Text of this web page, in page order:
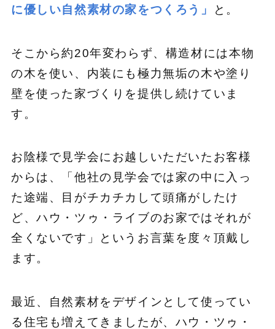
に優しい自然素材の家をつくろう」
と。
そこから約20年変わらず、構造材には本物
の木を使い、内装にも極力無垢の木や塗り
壁を使った家づくりを提供し続けていま
す。
お陰様で見学会にお越しいただいたお客様
からは、「他社の見学会では家の中に入っ
た途端、目がチカチカして頭痛がしたけ
ど、ハウ・ツゥ・ライブのお家ではそれが
全くないです」というお言葉を度々頂戴し
ます。
最近、自然素材をデザインとして使ってい
る住宅も増えてきましたが、ハウ・ツゥ・